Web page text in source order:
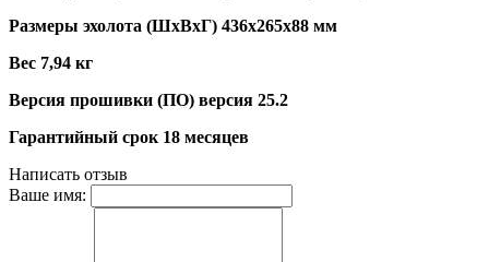
Размеры эхолота (ШхВхГ) 436х265х88 мм
Вес 7,94 кг
Версия прошивки (ПО) версия 25.2
Гарантийный срок 18 месяцев
Написать отзыв
Ваше имя: